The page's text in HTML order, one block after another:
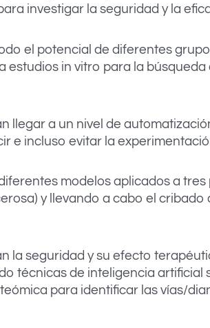
investigar la seguridad y la
el potencial de diferentes
in vitro para la
llegar a un nivel de
e incluso evitar la
modelos aplicados a
y llevando a cabo el
la seguridad y su efecto
técnicas de inteligencia artificial
para identificar las vías/